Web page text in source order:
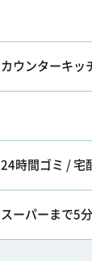
カウンターキッ
24時間ゴミ / 宅
スーパーまで5